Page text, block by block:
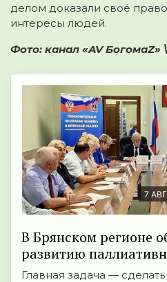
делом доказали своё
интересы людей.
Фото: канал «AV БогомаZ»
7
В Брянском регионе
развитию
Главная задача —